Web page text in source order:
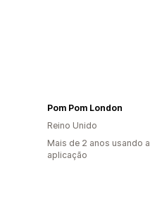
Pom Pom London
Reino Unido
Mais de 2 anos usando a
aplicação